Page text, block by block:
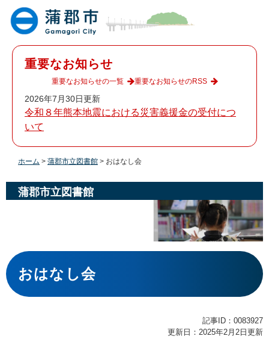
重要なお知らせ
2026年7月30日更新
令和８年熊本地震における災害義援金の受付につ
いて
重要なお知らせの一覧 重要なお知らせのRSS
ホーム > 蒲郡市立図書館 > おはなし会
蒲郡市立図書館
本
文
おはなし会
記事ID：0083927
更新日：2025年2月2日更新